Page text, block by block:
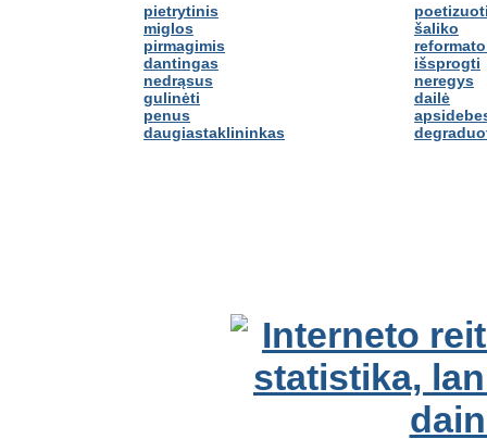
pietrytinis
miglos
pirmagimis
dantingas
nedrąsus
gulinėti
penus
daugiastaklininkas
šaliko
išsprogti
neregys
dailė